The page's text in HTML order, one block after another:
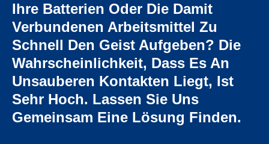
Ihre Batterien Oder Die Damit
Verbundenen Arbeitsmittel Zu
Schnell Den Geist Aufgeben? Die
Wahrscheinlichkeit, Dass Es An
Unsauberen Kontakten Liegt, Ist
Sehr Hoch. Lassen Sie Uns
Gemeinsam Eine Lösung Finden.